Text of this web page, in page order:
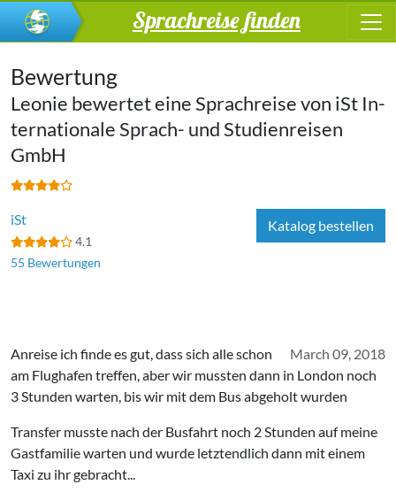
Sprachreise finden
Bewertung
Leonie bewertet eine Sprachreise von iSt In­
ter­na­tio­na­le Sprach- und Stu­di­en­rei­sen
GmbH
iSt
4.1
55 Bewertungen
Katalog bestellen
March 09, 2018
Anreise ich finde es gut, dass sich alle schon
am Flughafen treffen, aber wir mussten dann in London noch
3 Stunden warten, bis wir mit dem Bus abgeholt wurden
Transfer musste nach der Busfahrt noch 2 Stunden auf meine
Gastfamilie warten und wurde letztendlich dann mit einem
Taxi zu ihr gebracht...